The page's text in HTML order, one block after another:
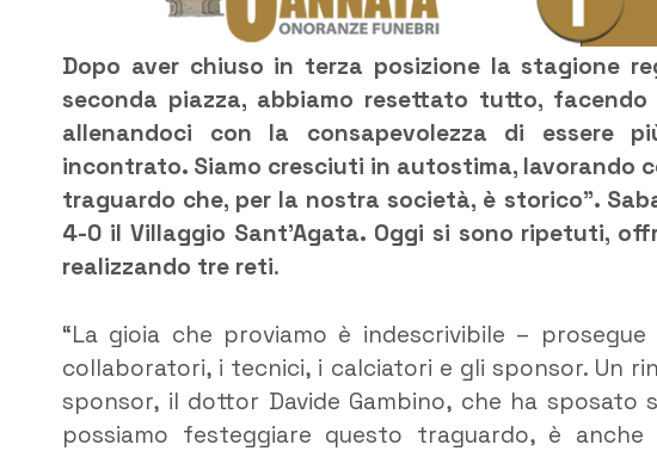
Dopo aver chiuso in terza posizione la stagione
seconda piazza, abbiamo resettato tutto,
allenandoci con la consapevolezza di essere
incontrato. Siamo cresciuti in autostima, lavorando
traguardo che, per la nostra società, è storico”.
4-0 il Villaggio Sant’Agata. Oggi si sono ripetuti,
realizzando tre reti.
“La gioia che proviamo è indescrivibile –
collaboratori, i tecnici, i calciatori e gli sponsor. Un
sponsor, il dottor Davide Gambino, che ha sposato
possiamo festeggiare questo traguardo, è